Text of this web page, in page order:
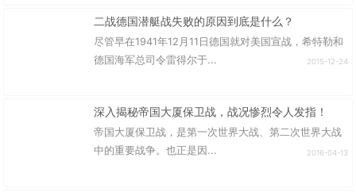
二战德国潜艇战失败的原因到底是什么？
尽管早在1941年12月11日德国就对美国宣战，希特勒和
德国海军总司令雷得尔于...
2015-12-24
深入揭秘帝国大厦保卫战，战况惨烈令人发指！
帝国大厦保卫战，是第一次世界大战、第二次世界大战
中的重要战争。也正是因...
2016-04-13